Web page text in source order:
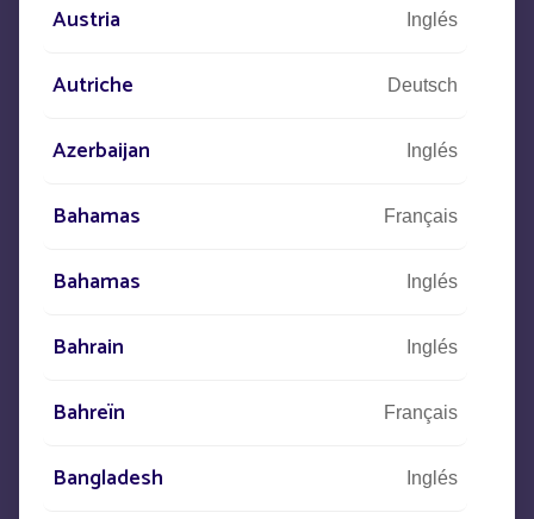
+33 (0)5 53 77 97 41
Descríbanos su proyecto
y nuestros equipos se pondrán en
Austria Inglés
Autriche Deutsch
Azerbaijan Inglés
Bahamas Français
Bahamas Inglés
Bahrain Inglés
Bahreïn Français
Bangladesh Inglés